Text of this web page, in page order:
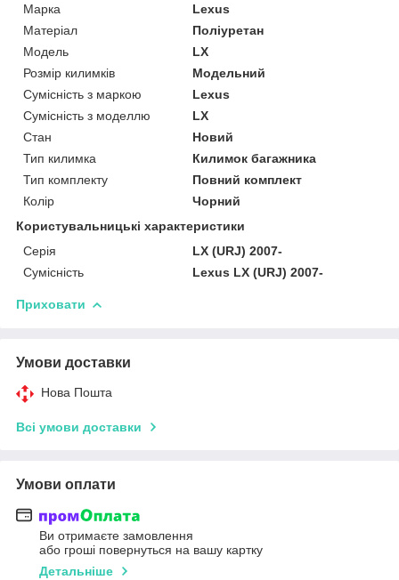
Марка
Lexus
Матеріал
Поліуретан
Модель
LX
Розмір килимків
Модельний
Сумісність з маркою
Lexus
Сумісність з моделлю
LX
Стан
Новий
Тип килимка
Килимок багажника
Тип комплекту
Повний комплект
Колір
Чорний
Користувальницькі характеристики
Серія
LX (URJ) 2007-
Сумісність
Lexus LX (URJ) 2007-
Приховати
Умови доставки
Нова Пошта
Всі умови доставки
Умови оплати
Ви отримаєте замовлення
або гроші повернуться на вашу картку
Детальніше